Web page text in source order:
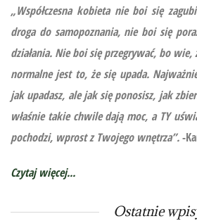
„Współczesna kobieta nie boi się
droga do samopoznania, nie boi się
działania. Nie boi się przegrywać, bo wie,
normalne jest to, że się upada.
jak upadasz, ale jak się ponosisz, jak
właśnie takie chwile dają moc, a TY
pochodzi, wprost z Twojego wnętrza”.-
Czytaj więcej...
Ostatnie